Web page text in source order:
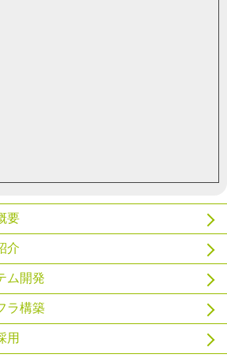
要
介
ム開発
ラ構築
用